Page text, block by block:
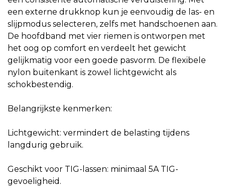
een externe drukknop kun je eenvoudig de las- en
slijpmodus selecteren, zelfs met handschoenen aan.
De hoofdband met vier riemen is ontworpen met
het oog op comfort en verdeelt het gewicht
gelijkmatig voor een goede pasvorm. De flexibele
nylon buitenkant is zowel lichtgewicht als
schokbestendig.
Belangrijkste kenmerken:
Lichtgewicht: vermindert de belasting tijdens
langdurig gebruik.
Geschikt voor TIG-lassen: minimaal 5A TIG-
gevoeligheid.